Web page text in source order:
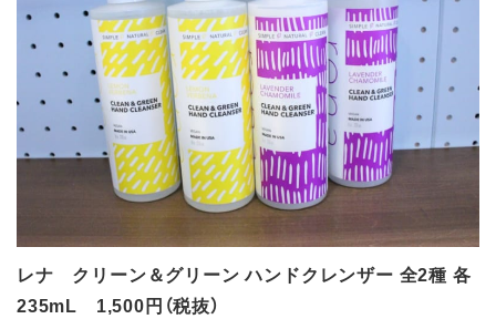
レナ クリーン＆グリーン ハンドクレンザー 全2種 各
235mL 1,500円（税抜）